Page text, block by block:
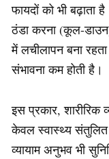
फायदों को भी बढ़ाता
ठंडा करना (कूल-
में लचीलापन बना
संभावना कम होती है।
इस प्रकार, शारीरिक
केवल स्वास्थ्य संतुलित
व्यायाम अनुभव भी